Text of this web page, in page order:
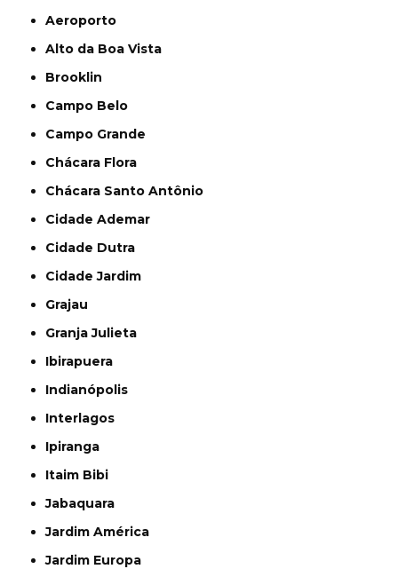
Aeroporto
Alto da Boa Vista
Brooklin
Campo Belo
Campo Grande
Chácara Flora
Chácara Santo Antônio
Cidade Ademar
Cidade Dutra
Cidade Jardim
Grajau
Granja Julieta
Ibirapuera
Indianópolis
Interlagos
Ipiranga
Itaim Bibi
Jabaquara
Jardim América
Jardim Europa